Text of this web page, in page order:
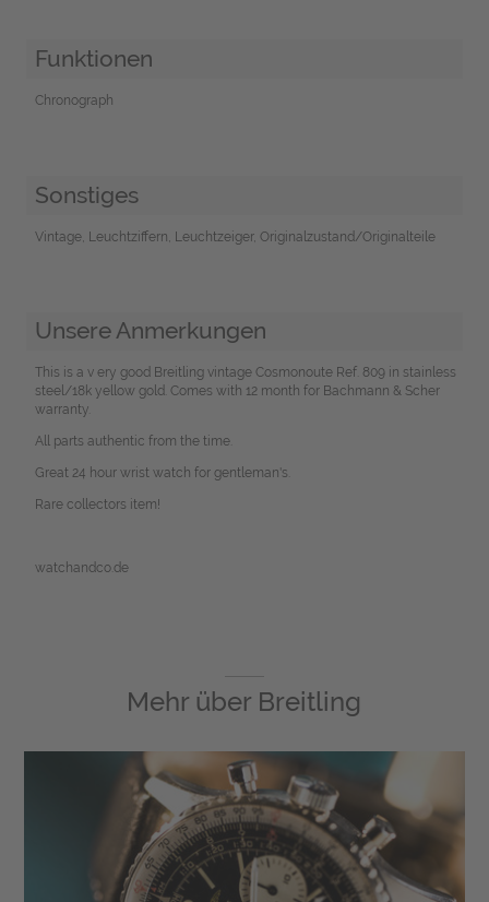
Funktionen
Chronograph
Sonstiges
Vintage, Leuchtziffern, Leuchtzeiger, Originalzustand/Originalteile
Unsere Anmerkungen
This is a v ery good Breitling vintage Cosmonoute Ref. 809 in stainless
steel/18k yellow gold. Comes with 12 month for Bachmann & Scher
warranty.
All parts authentic from the time.
Great 24 hour wrist watch for gentleman's.
Rare collectors item!
watchandco.de
Mehr über Breitling